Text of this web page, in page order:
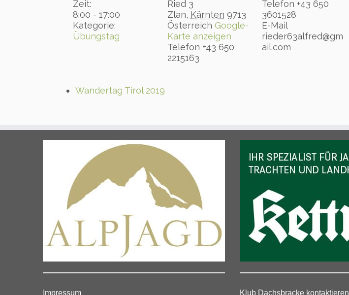
Zeit:
8:00 - 17:00
Kategorie:
Übungstag
Ried 3
Zlan, Kärnten 9713
Österreich Google-
Karte anzeigen
Telefon +43 650
2215163
Telefon +43 650
3601528
E-Mail
rieder63alfred@gm
ail.com
Wandertag Tirol 2019
Impressum Klub Dachsbracke kontaktieren